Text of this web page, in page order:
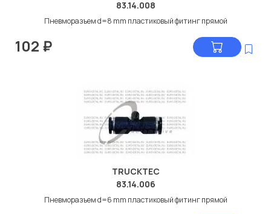
83.14.008
Пневморазъем d=8 mm пластиковый фитинг прямой
102 ₽
TRUCKTEC
83.14.006
Пневморазъем d=6 mm пластиковый фитинг прямой